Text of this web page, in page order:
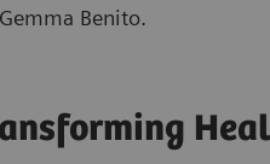
Benito.